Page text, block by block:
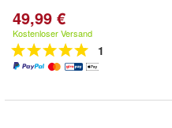
49,99 €
Kostenloser Versand
1